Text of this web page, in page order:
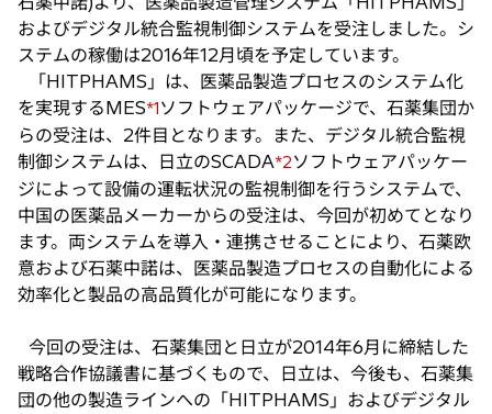
く
およびデジタル統合監視制御システムを受注しました。シ
ステムの稼働は2016年12月頃を予定しています。
「HITPHAMS」は、医薬品製造プロセスのシステム化
を実現するMES*1ソフトウェアパッケージで、石薬集団か
らの受注は、2件目となります。また、デジタル統合監視
制御システムは、日立のSCADA*2ソフトウェアパッケー
ジによって設備の運転状況の監視制御を行うシステムで、
中国の医薬品メーカーからの受注は、今回が初めてとなり
ます。両システムを導入・連携させることにより、石薬欧
意および石薬中諾は、医薬品製造プロセスの自動化による
効率化と製品の高品質化が可能になります。
今回の受注は、石薬集団と日立が2014年6月に締結した
戦略合作協議書に基づくもので、日立は、今後も、石薬集
団の他の製造ラインへの「HITPHAMS」およびデジタル